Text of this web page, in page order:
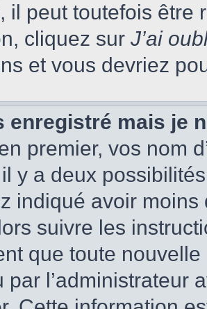
il peut toutefois être
cliquez sur J’ai
et vous devriez
enregistré mais je
premier, vos nom
y a deux
indiqué avoir moins
suivre les
que toute
par l’administrateur